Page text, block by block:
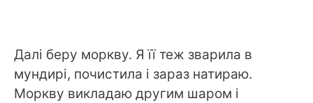
Далі беру моркву. Я її теж зварила в
мундирі, почистила і зараз натираю.
Моркву викладаю другим шаром і